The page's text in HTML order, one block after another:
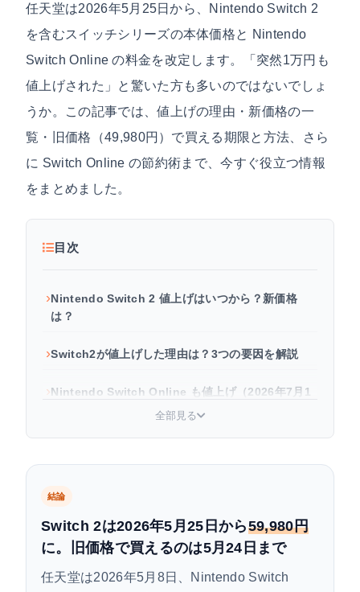
任天堂は2026年5月25日から、Nintendo Switch 2
を含むスイッチシリーズの本体価格と Nintendo
Switch Online の料金を改定します。「突然1万円も
値上げされた」と驚いた方も多いのではないでしょ
うか。この記事では、値上げの理由・新価格の一
覧・旧価格（49,980円）で買える期限と方法、さら
に Switch Online の節約術まで、今すぐ役立つ情報
をまとめました。
目次
Nintendo Switch 2 値上げはいつから？新価格
は？
Switch2が値上げした理由は？3つの要因を解説
Nintendo Switch Online も値上げ（2026年7月1
ちに確保
よくある質問
全部見る
結論
Switch 2は2026年5月25日から59,980円
に。旧価格で買えるのは5月24日まで
任天堂は2026年5月8日、Nintendo Switch